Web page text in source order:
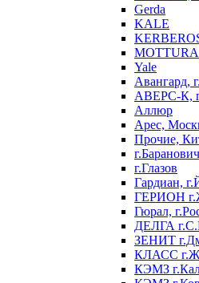
Gerda
KALE
MOTTURA
Yale
Авангард,
АВЕРС-К,
Аллюр
Арес,
Прочие,
г.Глазов
Гардиан,
ГЕРИОН
Гюрал,
ДЕЛГА
ЗЕНИТ
КЛАСС
КЭМЗ